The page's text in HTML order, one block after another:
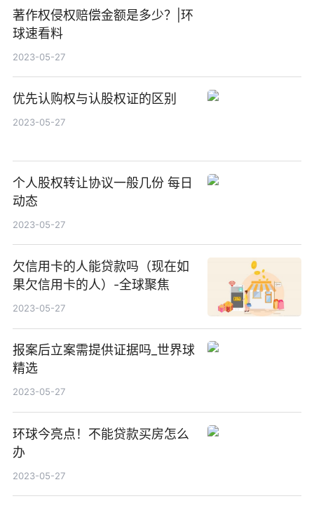
著作权侵权赔偿金额是多少？|环
球速看料
2023-05-27
优先认购权与认股权证的区别
2023-05-27
个人股权转让协议一般几份 每日
动态
2023-05-27
欠信用卡的人能贷款吗（现在如
果欠信用卡的人）-全球聚焦
2023-05-27
报案后立案需提供证据吗_世界球
精选
2023-05-27
环球今亮点！不能贷款买房怎么
办
2023-05-27